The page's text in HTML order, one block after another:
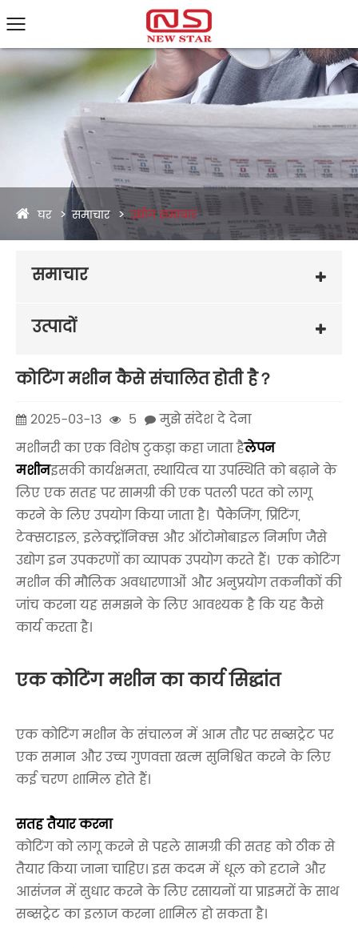
घर समाचार उद्योग समाचार
समाचार
उत्पादों
कोटिंग मशीन कैसे संचालित होती है？
2025-03-13 5
मुझे संदेश दे देना
मशीनरी का एक विशेष टुकड़ा कहा जाता हैलेपन
मशीनइसकी कार्यक्षमता, स्थायित्व या उपस्थिति को बढ़ाने के
लिए एक सतह पर सामग्री की एक पतली परत को लागू
करने के लिए उपयोग किया जाता है। पैकेजिंग, प्रिंटिंग,
टेक्सटाइल, इलेक्ट्रॉनिक्स और ऑटोमोबाइल निर्माण जैसे
उद्योग इन उपकरणों का व्यापक उपयोग करते हैं। एक कोटिंग
मशीन की मौलिक अवधारणाओं और अनुप्रयोग तकनीकों की
जांच करना यह समझने के लिए आवश्यक है कि यह कैसे
कार्य करता है।
एक कोटिंग मशीन का कार्य सिद्धांत
एक कोटिंग मशीन के संचालन में आम तौर पर सब्सट्रेट पर
एक समान और उच्च गुणवत्ता खत्म सुनिश्चित करने के लिए
कई चरण शामिल होते हैं।
सतह तैयार करना
कोटिंग को लागू करने से पहले सामग्री की सतह को ठीक से
तैयार किया जाना चाहिए। इस कदम में धूल को हटाने और
आसंजन में सुधार करने के लिए रसायनों या प्राइमरों के साथ
सब्सट्रेट का इलाज करना शामिल हो सकता है।